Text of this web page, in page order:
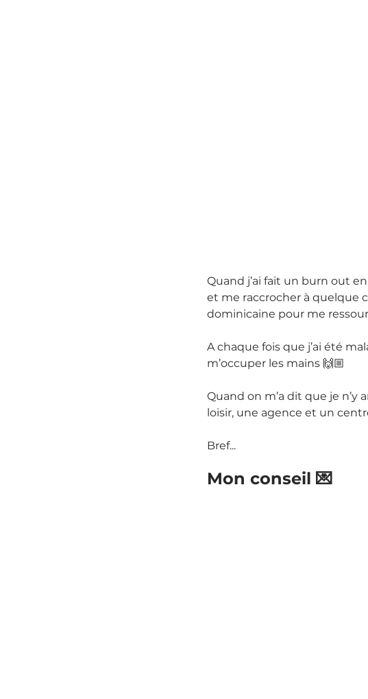
Quand j’ai fait un burn out
et me raccrocher à quelque
dominicaine pour me
A chaque fois que j’ai été
m’occuper les mains 🙌🏼
Quand on m’a dit que je n’y
loisir, une agence et un
Bref...
Mon conseil 💌